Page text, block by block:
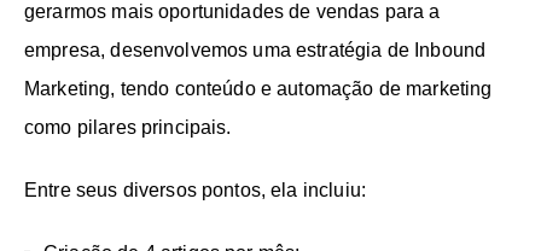
gerarmos mais oportunidades de vendas para a
empresa, desenvolvemos uma estratégia de Inbound
Marketing, tendo conteúdo e automação de marketing
como pilares principais.
Entre seus diversos pontos, ela incluiu: